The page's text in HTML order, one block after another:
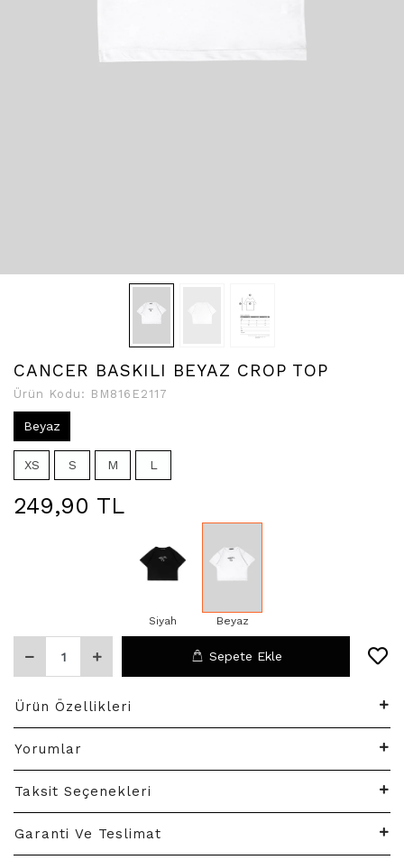
CANCER BASKILI BEYAZ CROP TOP
Ürün Kodu: BM816E2117
Beyaz
XS S M L
249,90 TL
Siyah Beyaz
Sepete Ekle
Ürün Özellikleri
Yorumlar
Taksit Seçenekleri
Garanti Ve Teslimat